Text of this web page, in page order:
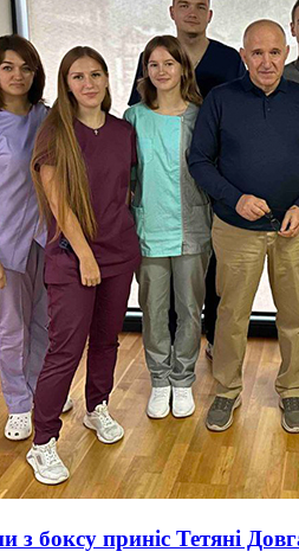
з боксу приніс Тетяні